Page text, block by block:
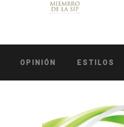
OPINIÓN ESTILOS